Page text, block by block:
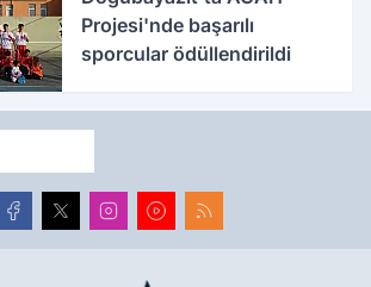
Projesi'nde başarılı
sporcular ödüllendirildi